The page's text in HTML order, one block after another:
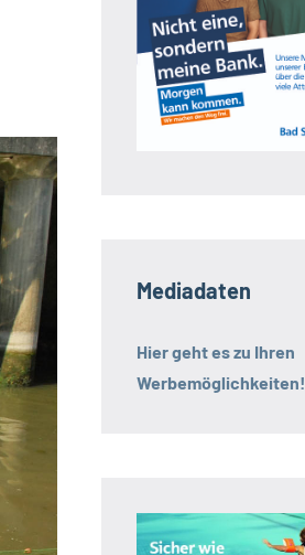
Mediadaten
Hier geht es zu Ihren
Werbemöglichkeiten!